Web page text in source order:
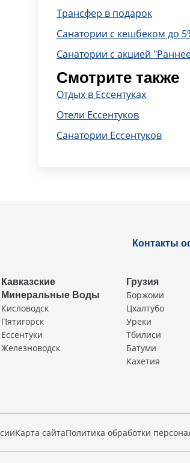
Трансфер в подарок
Санатории с кешбеком до
Санатории с акцией
Смотрите также
Отдых в Ессентуках
Отели Ессентуков
Санатории Ессентуков
Контакты
Кавказские
Минеральные Воды
Кисловодск
Пятигорск
Ессентуки
Железноводск
Грузия
Боржоми
Цхалтубо
Уреки
Тбилиси
Батуми
Кахетия
Карта сайтаПолитика обработки